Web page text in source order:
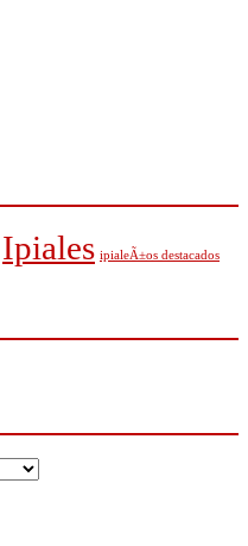
Ipiales ipialeÃ±os destacados